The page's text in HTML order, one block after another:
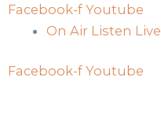
Facebook-f Youtube
On Air Listen Live
Facebook-f Youtube